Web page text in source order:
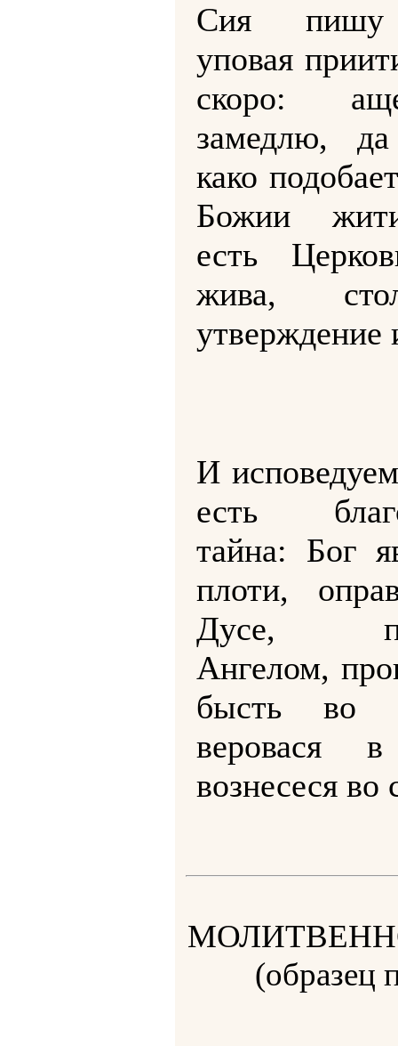
Сия пишу
уповая
скоро:
замедлю,
како
Божии
есть
жива,
утверждение
И
есть
тайна: Бог
плоти,
Дусе,
Ангелом,
бысть во
веровася
вознесеся во
(образец